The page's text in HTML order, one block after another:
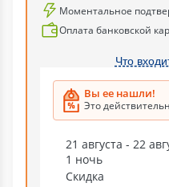
Моментальное
Оплата банковской
Что
Вы ее нашли!
Это
21 августа - 22
1 ночь
Скидка